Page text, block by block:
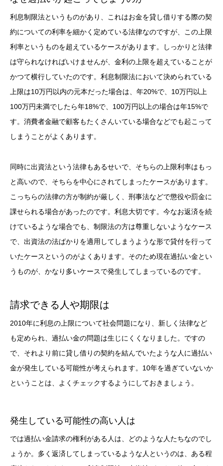
利息制限法というものがあり、これはお金を貸し借りする際の契
約についての利率を細かく定めている法律なのですが、この上限
利率というものを超えているケースがあります。しっかりと法律
は守られなければいけませんが、金利の上限を超えていることが
かつて横行していたのです。利息制限法において決められている
上限は10万円以内の元本だった場合は、年20%で、10万円以上
100万円未満でしたら年18%で、100万円以上の場合は年15%で
す。消費者金融で顧客もたくさんいている場合などでも起こって
しまうことがよくあります。
同時に出資法という法律もあるせいで、そちらの上限利率はもっ
と高いので、そちらを中心にされてしまったケースがあります。
こっちらの法律の方が制約が厳しく、刑事法などで懲役や罰金に
課せられる場合があったのです。利息大切です。今なお返済を続
けているような場合でも、制限法の方は尊重しないようなケース
で、出資法の法ばかりを適用してしまうような形で貸付を行って
いたケースというのがよくあります。そのため現在過払い金とい
うものが、かなり多いケースで発生してしまっているのです。
請求できる人や期限は
2010年に利息の上限について社会問題になり、新しく法律など
も定められ、過払い金の問題は生じにくくなりました。ですの
で、それより前に貸し借りの契約を結んでいたような人に過払い
金が発生している可能性が考えられます。10年を過ぎていないか
ということは、よくチェックするようにしておきましょう。
発生している可能性の高い人は
では過払い金請求の権利がある人は、どのような人たちなのでし
ょうか。多く返済してしまっているような人というのは、ある程